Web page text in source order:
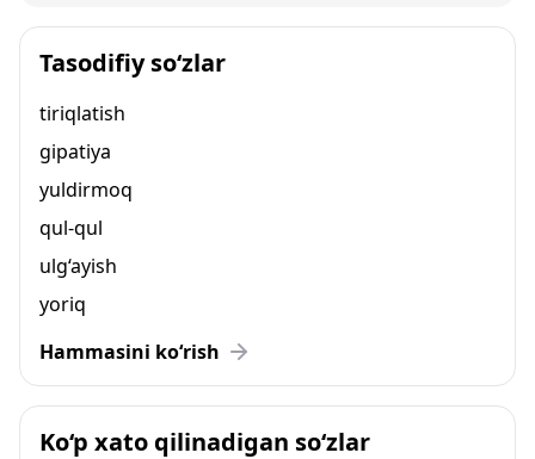
Tasodifiy so‘zlar
tiriqlatish
gipatiya
yuldirmoq
qul-qul
ulg‘ayish
yoriq
Hammasini ko‘rish
Ko‘p xato qilinadigan so‘zlar